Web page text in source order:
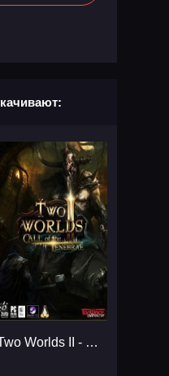
Two Worlds II - Call of the Tenebrae...